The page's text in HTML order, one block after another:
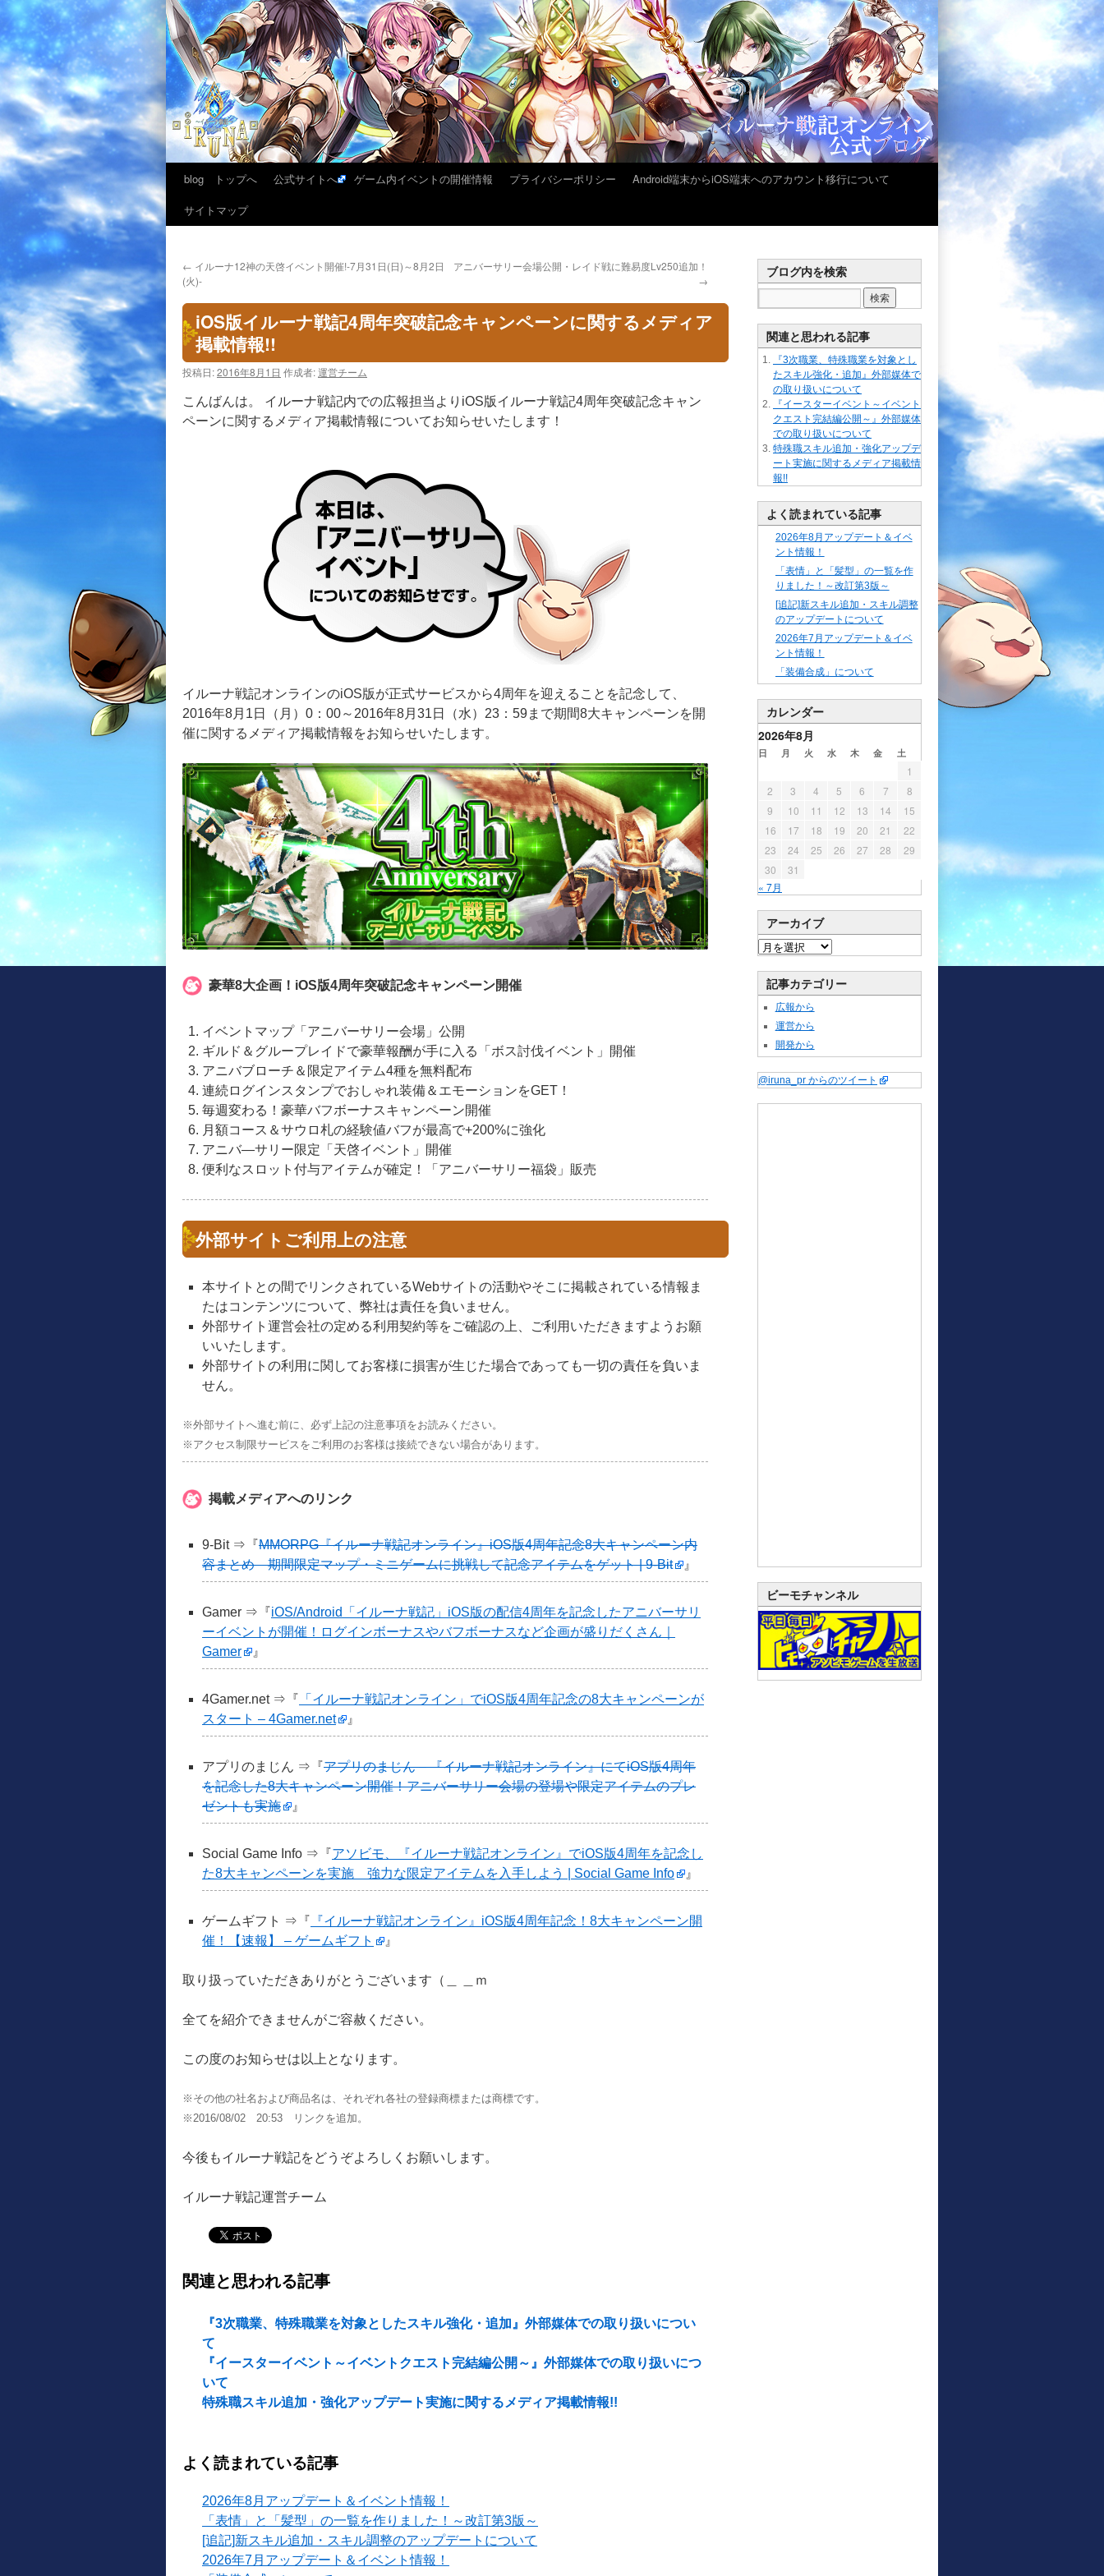
blog トップへ 公式サイトへ ゲーム内イベントの開催情報 プライバシーポリシー
Android端末からiOS端末へのアカウント移行について
サイトマップ
← イルーナ12神の天啓イベント開催!-7月31日(日)～8月2日
(火)-
アニバーサリー会場公開・レイド戦に難易度Lv250追加！
→
iOS版イルーナ戦記4周年突破記念キャンペーンに関するメディア
掲載情報!!
投稿日:2016年8月1日 作成者:運営チーム
こんばんは。 イルーナ戦記内での広報担当よりiOS版イルーナ戦記4周年突破記念キャン
ペーンに関するメディア掲載情報についてお知らせいたします！
イルーナ戦記オンラインのiOS版が正式サービスから4周年を迎えることを記念して、
2016年8月1日（月）0：00～2016年8月31日（水）23：59まで期間8大キャンペーンを開
催に関するメディア掲載情報をお知らせいたします。
豪華8大企画！iOS版4周年突破記念キャンペーン開催
イベントマップ「アニバーサリー会場」公開
ギルド＆グループレイドで豪華報酬が手に入る「ボス討伐イベント」開催
アニバブローチ＆限定アイテム4種を無料配布
連続ログインスタンプでおしゃれ装備＆エモーションをGET！
毎週変わる！豪華バフボーナスキャンペーン開催
月額コース＆サウロ札の経験値バフが最高で+200%に強化
アニバ―サリー限定「天啓イベント」開催
便利なスロット付与アイテムが確定！「アニバーサリー福袋」販売
外部サイトご利用上の注意
本サイトとの間でリンクされているWebサイトの活動やそこに掲載されている情報ま
たはコンテンツについて、弊社は責任を負いません。
外部サイト運営会社の定める利用契約等をご確認の上、ご利用いただきますようお願
いいたします。
外部サイトの利用に関してお客様に損害が生じた場合であっても一切の責任を負いま
せん。
※外部サイトへ進む前に、必ず上記の注意事項をお読みください。
※アクセス制限サービスをご利用のお客様は接続できない場合があります。
掲載メディアへのリンク
9-Bit ⇒『MMORPG『イルーナ戦記オンライン』iOS版4周年記念8大キャンペーン内
容まとめ 期間限定マップ・ミニゲームに挑戦して記念アイテムをゲット | 9-Bit
』
Gamer ⇒『iOS/Android「イルーナ戦記」iOS版の配信4周年を記念したアニバーサリ
ーイベントが開催！ログインボーナスやバフボーナスなど企画が盛りだくさん｜
Gamer
』
4Gamer.net ⇒『 「イルーナ戦記オンライン」でiOS版4周年記念の8大キャンペーンが
スタート – 4Gamer.net
』
アプリのまじん ⇒『アプリのまじん – 『イルーナ戦記オンライン』にてiOS版4周年
を記念した8大キャンペーン開催！アニバーサリー会場の登場や限定アイテムのプレ
ゼントも実施
』
Social Game Info ⇒『アソビモ、『イルーナ戦記オンライン』でiOS版4周年を記念し
た8大キャンペーンを実施 強力な限定アイテムを入手しよう | Social Game Info
』
ゲームギフト ⇒『 『イルーナ戦記オンライン』iOS版4周年記念！8大キャンペーン開
催！【速報】 – ゲームギフト
』
取り扱っていただきありがとうございます（＿ ＿ｍ
全てを紹介できませんがご容赦ください。
この度のお知らせは以上となります。
※その他の社名および商品名は、それぞれ各社の登録商標または商標です。
※2016/08/02 20:53 リンクを追加。
今後もイルーナ戦記をどうぞよろしくお願いします。
イルーナ戦記運営チーム
関連と思われる記事
『3次職業、特殊職業を対象としたスキル強化・追加』外部媒体での取り扱いについ
て
『イースターイベント～イベントクエスト完結編公開～』外部媒体での取り扱いにつ
いて
特殊職スキル追加・強化アップデート実施に関するメディア掲載情報!!
よく読まれている記事
2026年8月アップデート＆イベント情報！
「表情」と「髪型」の一覧を作りました！～改訂第3版～
[追記]新スキル追加・スキル調整のアップデートについて
2026年7月アップデート＆イベント情報！
ブログ内を検索
関連と思われる記事
『3次職業、特殊職業を対象とし
たスキル強化・追加』外部媒体で
の取り扱いについて
『イースターイベント～イベント
クエスト完結編公開～』外部媒体
での取り扱いについて
特殊職スキル追加・強化アップデ
ート実施に関するメディア掲載情
報!!
よく読まれている記事
2026年8月アップデート＆イベ
ント情報！
「表情」と「髪型」の一覧を作
りました！～改訂第3版～
[追記]新スキル追加・スキル調整
のアップデートについて
2026年7月アップデート＆イベ
ント情報！
「装備合成」について
カレンダー
2026年8月
日 月 火 水 木 金 土
« 7月
1
2
3 4 5 6 7
8
9
10 11 12 13 14
15
16
17 18 19 20 21
22
23
24 25 26 27 28
29
30
31
アーカイブ
記事カテゴリー
広報から
運営から
開発から
@iruna_pr からのツイート
ビーモチャンネル